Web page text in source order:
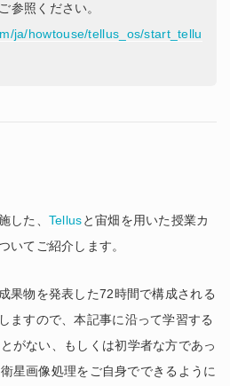
参照ください。
ja/howtouse/tellus_os/start_tellu
した、 Tellusと宙畑を用いた授業カ
いてご紹介します。
果物を発表した72時間で構成される
ますので、本記事に沿って学習する
がない、もしくは初学者な方であっ
星画像処理をご自身でできるように